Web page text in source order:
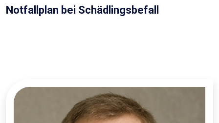
Notfallplan bei Schädlingsbefall